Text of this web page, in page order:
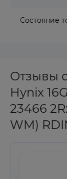
Состояние
Отзывы
Hynix
23466
WM)